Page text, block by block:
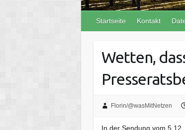
Startseite Kontakt
Wetten,
Florin/@wasMitNetzen
In der Sendung vom